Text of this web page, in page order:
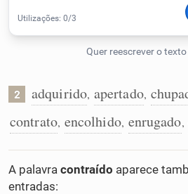
Detector de IA
Humanizador de IA
Cata-letras
Conexões
2 adquirido, apertado,
contrato, encolhido, enrugado,
A palavra contraído aparece
entradas: